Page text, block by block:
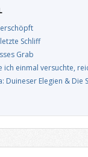
Schliff
Grab
ich einmal versuchte,
Duineser Elegien & Die